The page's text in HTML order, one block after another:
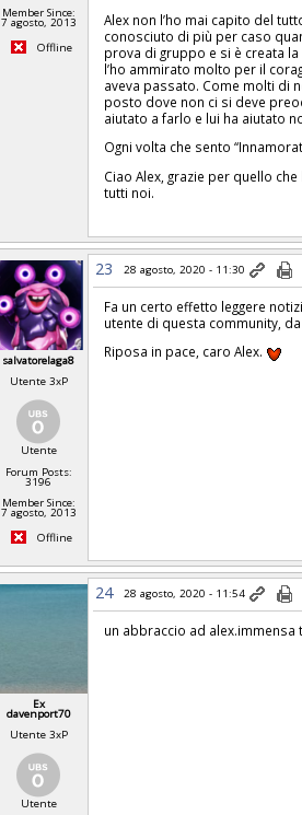
Member Since:
7 agosto, 2013
Offline
Alex non l’ho mai capito del
conosciuto di più per caso
prova di gruppo e si è creata
l’ho ammirato molto per il
aveva passato. Come molti di
posto dove non ci si deve
aiutato a farlo e lui ha aiutato
Ogni volta che sento
Ciao Alex, grazie per quello
tutti noi.
salvatorelaga8
Utente 3xP
Utente
Forum Posts:
3196
Member Since:
7 agosto, 2013
Offline
23 28 agosto, 2020 - 11:30
Fa un certo effetto leggere
utente di questa community,
Riposa in pace, caro Alex.
Ex
davenport70
Utente 3xP
Utente
24 28 agosto, 2020 - 11:54
un abbraccio ad